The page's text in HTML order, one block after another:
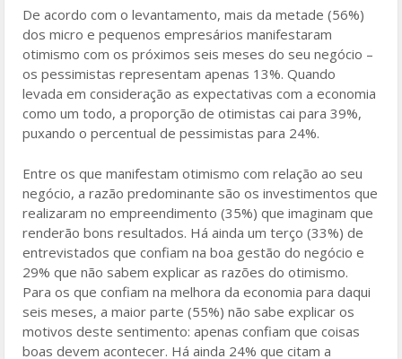
De acordo com o levantamento, mais da metade (56%)
dos micro e pequenos empresários manifestaram
otimismo com os próximos seis meses do seu negócio –
os pessimistas representam apenas 13%. Quando
levada em consideração as expectativas com a economia
como um todo, a proporção de otimistas cai para 39%,
puxando o percentual de pessimistas para 24%.
Entre os que manifestam otimismo com relação ao seu
negócio, a razão predominante são os investimentos que
realizaram no empreendimento (35%) que imaginam que
renderão bons resultados. Há ainda um terço (33%) de
entrevistados que confiam na boa gestão do negócio e
29% que não sabem explicar as razões do otimismo.
Para os que confiam na melhora da economia para daqui
seis meses, a maior parte (55%) não sabe explicar os
motivos deste sentimento: apenas confiam que coisas
boas devem acontecer. Há ainda 24% que citam a